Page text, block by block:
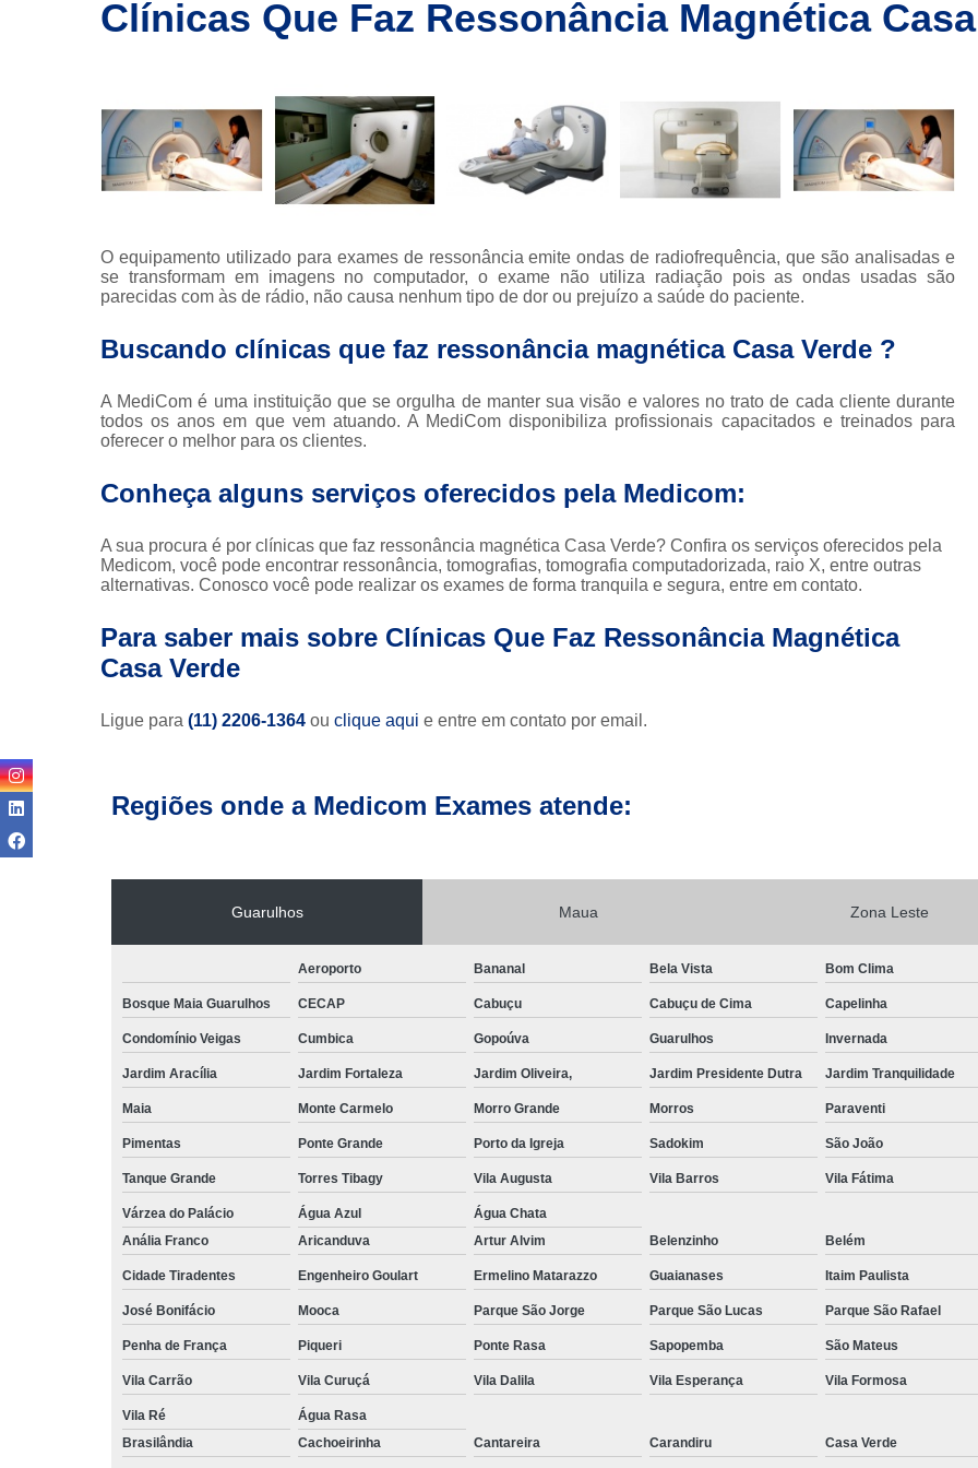
imagem
Exames de
ressonância
magnética
Exames de
tomografia
tomografia
computadorizada
Radioterapias
Ressonâncias
computadorizada
Clínica de
Ressonância Magnética
Clínica de Tomografia de Coluna
Clínica para Fazer Tomografia
Clínica para Fazer Tomografia do Abdome
Clínica para Tomografia
Clínica para Tomografia de Abdome Total
Clínica para Tomografia de Coluna
Clínica de Exames por Imagem
Clínica para Exames
Clínica para Exames
Clínicas para Exame de
Clínicas para Exame de
Exame de Imagem de
Exame de Imagem de
Exame de Imagem de
Exame de Imagem de
Exame de Imagem de
Exame de Imagem de
Exame de Imagem de
Exame de Imagem
Exame de Imagem Tomografia do Crânio
Ressonância Magnética Abdominal e
Ressonância Magnética Cerebral
Ressonância Magnética de Abdome Superior
Ressonância Magnética do Coração
Ressonância Magnética
Clínicas Que Faz Ressonância Magnética
O equipamento utilizado para exames de ressonância emite ondas de radiofrequência, que são analisadas e
se transformam em imagens no computador, o exame não utiliza radiação pois as ondas usadas são
parecidas com às de rádio, não causa nenhum tipo de dor ou prejuízo a saúde do paciente.
Buscando clínicas que faz ressonância magnética Casa Verde ?
A MediCom é uma instituição que se orgulha de manter sua visão e valores no trato de cada cliente durante
todos os anos em que vem atuando. A MediCom disponibiliza profissionais capacitados e treinados para
oferecer o melhor para os clientes.
Conheça alguns serviços oferecidos pela Medicom:
A sua procura é por clínicas que faz ressonância magnética Casa Verde? Confira os serviços oferecidos pela
Medicom, você pode encontrar ressonância, tomografias, tomografia computadorizada, raio X, entre outras
alternativas. Conosco você pode realizar os exames de forma tranquila e segura, entre em contato.
Para saber mais sobre Clínicas Que Faz Ressonância Magnética
Casa Verde
Ligue para (11) 2206-1364 ou clique aqui e entre em contato por email.
Regiões onde a Medicom Exames atende:
Guarulhos Maua Zona Leste
Aeroporto Bananal Bela Vista Bom Clima
Bosque Maia Guarulhos CECAP Cabuçu Cabuçu de Cima Capelinha
Condomínio Veigas Cumbica Gopoúva Guarulhos Invernada
Jardim Aracília Jardim Fortaleza Jardim Oliveira, Jardim Presidente Dutra Jardim Tranquilidade
Maia Monte Carmelo Morro Grande Morros Paraventi
Pimentas Ponte Grande Porto da Igreja Sadokim São João
Tanque Grande Torres Tibagy Vila Augusta Vila Barros Vila Fátima
Várzea do Palácio Água Azul
Água Chata
Anália Franco
Aricanduva Artur Alvim Belenzinho Belém
Cidade Tiradentes Engenheiro Goulart Ermelino Matarazzo Guaianases Itaim Paulista
José Bonifácio Mooca Parque São Jorge Parque São Lucas Parque São Rafael
Penha de França Piqueri Ponte Rasa Sapopemba São Mateus
Vila Carrão Vila Curuçá Vila Dalila Vila Esperança Vila Formosa
Vila Ré
Água Rasa
Brasilândia
Cachoeirinha Cantareira Carandiru Casa Verde